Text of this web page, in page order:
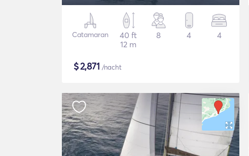
Catamaran
40 ft
12 m
8 4 4
$2,871 /nacht